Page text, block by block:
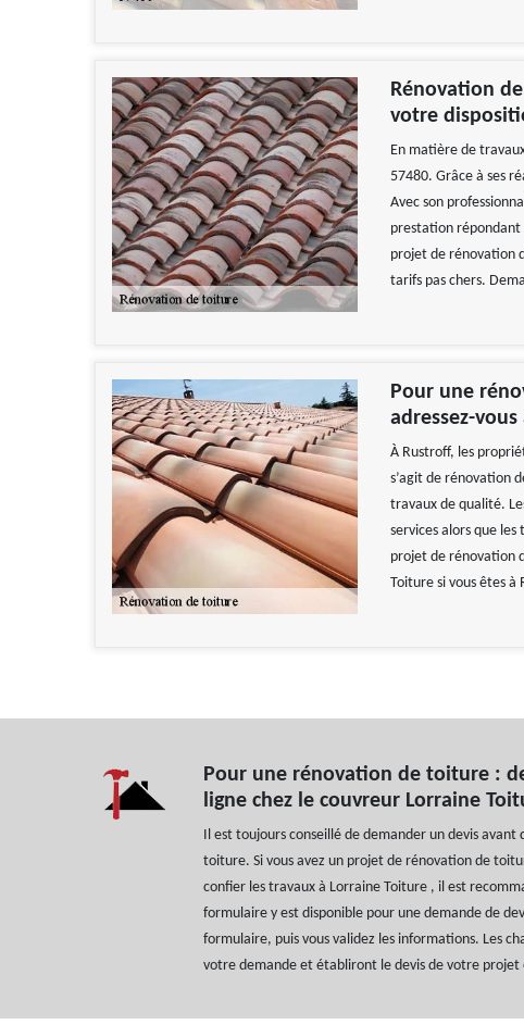
Rénovation
votre
En matière de
57480. Grâce à ses
Avec son
prestation répondant
projet de rénovation
tarifs pas chers.
Pour une
adressez-
À Rustroff, les
s’agit de rénovation
travaux de qualité.
services alors que les
projet de rénovation
Toiture si vous êtes
Pour une rénovation de toiture :
ligne chez le couvreur Lorraine
Il est toujours conseillé de demander un devis avant
toiture. Si vous avez un projet de rénovation de
confier les travaux à Lorraine Toiture , il est
formulaire y est disponible pour une demande de
formulaire, puis vous validez les informations. Les
votre demande et établiront le devis de votre projet